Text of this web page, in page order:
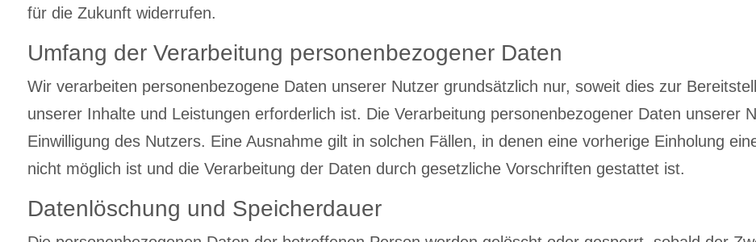
für die Zukunft widerrufen.
Umfang der Verarbeitung personenbezogener Daten
Wir verarbeiten personenbezogene Daten unserer Nutzer grundsätzlich nur, soweit dies zur
unserer Inhalte und Leistungen erforderlich ist. Die Verarbeitung personenbezogener Daten unserer
Einwilligung des Nutzers. Eine Ausnahme gilt in solchen Fällen, in denen eine vorherige Einholung
nicht möglich ist und die Verarbeitung der Daten durch gesetzliche Vorschriften gestattet ist.
Datenlöschung und Speicherdauer